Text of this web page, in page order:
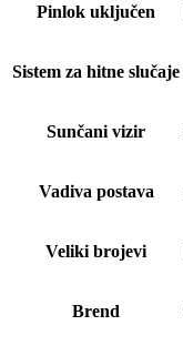
Pinlok uključen
Sistem za hitne slučaje
Sunčani vizir
Vadiva postava
Veliki brojevi
Brend